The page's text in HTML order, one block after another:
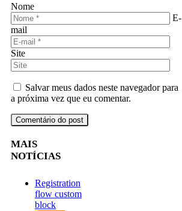
Nome
E-
mail
Site
Salvar meus dados neste navegador para
a próxima vez que eu comentar.
MAIS
NOTÍCIAS
Registration
flow custom
block